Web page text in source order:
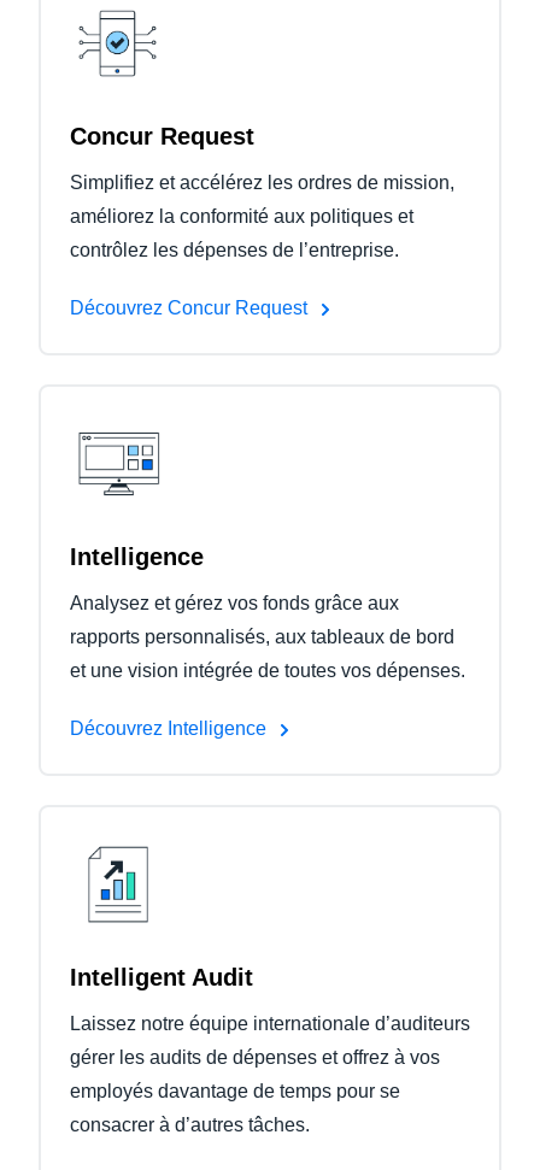
Concur Request
Simplifiez et accélérez les ordres de mission,
améliorez la conformité aux politiques et
contrôlez les dépenses de l’entreprise.
Découvrez Concur Request
Intelligence
Analysez et gérez vos fonds grâce aux
rapports personnalisés, aux tableaux de bord
et une vision intégrée de toutes vos dépenses.
Découvrez Intelligence
Intelligent Audit
Laissez notre équipe internationale d’auditeurs
gérer les audits de dépenses et offrez à vos
employés davantage de temps pour se
consacrer à d’autres tâches.